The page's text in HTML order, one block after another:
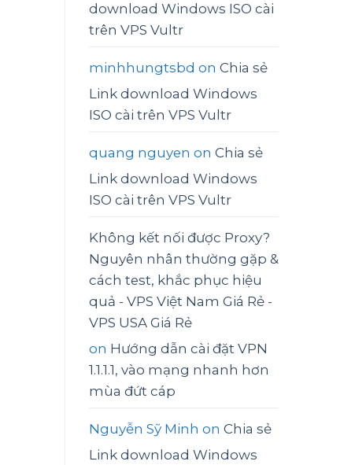
download Windows ISO cài
trên VPS Vultr
minhhungtsbd on Chia sẻ
Link download Windows
ISO cài trên VPS Vultr
quang nguyen on Chia sẻ
Link download Windows
ISO cài trên VPS Vultr
Không kết nối được Proxy?
Nguyên nhân thường gặp &
cách test, khắc phục hiệu
quả - VPS Việt Nam Giá Rẻ -
VPS USA Giá Rẻ
on Hướng dẫn cài đặt VPN
1.1.1.1, vào mạng nhanh hơn
mùa đứt cáp
Nguyễn Sỹ Minh on Chia sẻ
Link download Windows